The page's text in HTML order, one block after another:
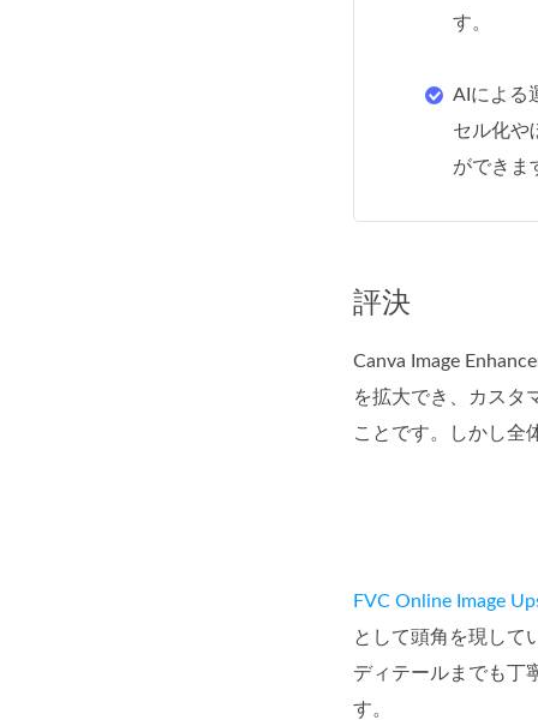
す。
AIによる
セル化や
ができま
評決
Canva Image
を拡大でき、カスタ
ことです。しかし全
FVC Online Image
として頭角を現して
ディテールまでも丁
す。